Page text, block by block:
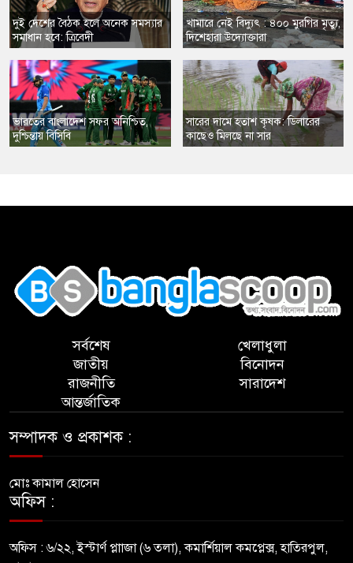
​দুই দেশের বৈঠক হলে অনেক সমস্যার
সমাধান হবে: ত্রিবেদী
ভারতের বাংলাদেশ সফর অনিশ্চিত,
দুশ্চিন্তায় বিসিবি
খামারে নেই বিদ্যুৎ : ৪০০ মুরগির মৃত্যু,
দিশেহারা উদ্যোক্তারা
সারের দামে হতাশ কৃষক: ডিলারের
কাছেও মিলছে না সার
সর্বশেষ
জাতীয়
রাজনীতি
আন্তর্জাতিক
খেলাধুলা
বিনোদন
সারাদেশ
সম্পাদক ও প্রকাশক :
মোঃ কামাল হোসেন
অফিস :
অফিস : ৬/২২, ইস্টার্ণ প্লাাজা (৬ তলা), কমার্শিয়াল কমপ্লেক্স, হাতিরপুল,